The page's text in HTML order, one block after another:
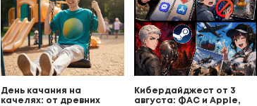
День качания на
качелях: от древних
Кибердайджест от 3
августа: ФАС и Apple,